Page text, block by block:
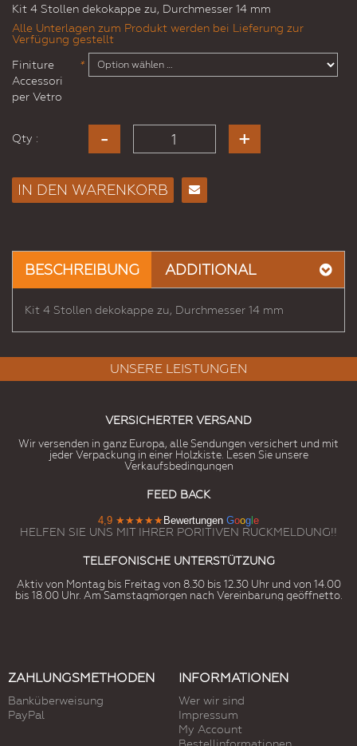
Kit 4 Stollen dekokappe zu, Durchmesser 14 mm
Alle Unterlagen zum Produkt werden bei Lieferung zur
Verfügung gestellt
*
Finiture
Accessori
per Vetro
Qty :
IN DEN WARENKORB
Freund
BESCHREIBUNG ADDITIONAL
Kit 4 Stollen dekokappe zu, Durchmesser 14 mm
UNSERE LEISTUNGEN
VERSICHERTER VERSAND
Wir versenden in ganz Europa, alle Sendungen versichert und mit
jeder Verpackung in einer Holzkiste. Lesen Sie unsere
Verkaufsbedingungen
FEED BACK
4,9 ★★★★★ Bewertungen Goog e
HELFEN SIE UNS MIT IHRER PORITIVEN RUCKMELDUNG!!
TELEFONISCHE UNTERSTÜTZUNG
Aktiv von Montag bis Freitag von 8.30 bis 12.30 Uhr und von 14.00
bis 18.00 Uhr. Am Samstagmorgen nach Vereinbarung geöffnetto.
ZAHLUNGSMETHODEN
Banküberweisung
PayPal
INFORMATIONEN
Wer wir sind
Impressum
My Account